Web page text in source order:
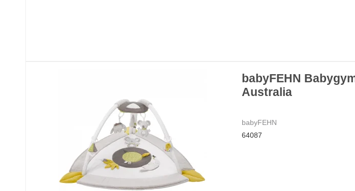
babyFEHN
Australia
babyFEHN
64087